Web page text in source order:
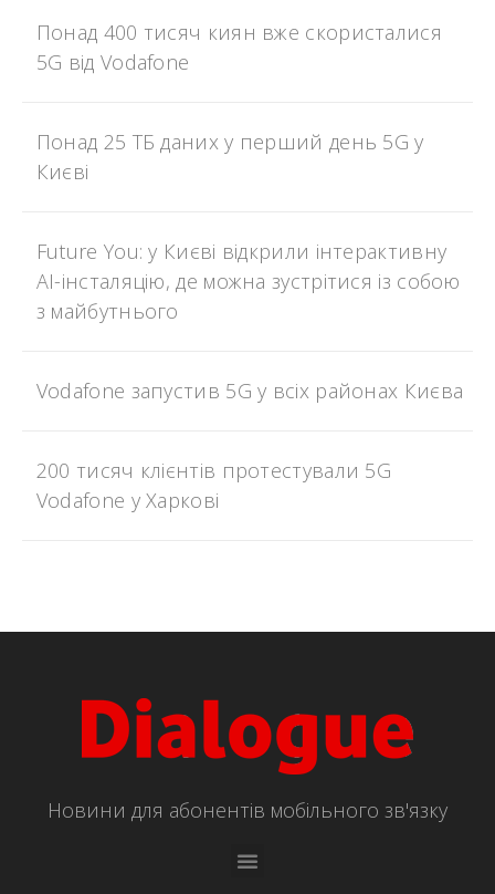
Понад 400 тисяч киян вже скористалися
5G від Vodafone
Понад 25 ТБ даних у перший день 5G у
Києві
Future You: у Києві відкрили інтерактивну
AI-інсталяцію, де можна зустрітися із собою
з майбутнього
Vodafone запустив 5G у всіх районах Києва
200 тисяч клієнтів протестували 5G
Vodafone у Харкові
Новини для абонентів мобільного зв'язку